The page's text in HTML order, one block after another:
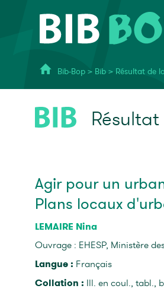
Bib-Bop > Bib > Résultat de
Agir pour un
Plans locaux
LEMAIRE Nina
Ouvrage : EHESP, Ministère
Langue : Français
Collation : Ill. en coul., tabl.,